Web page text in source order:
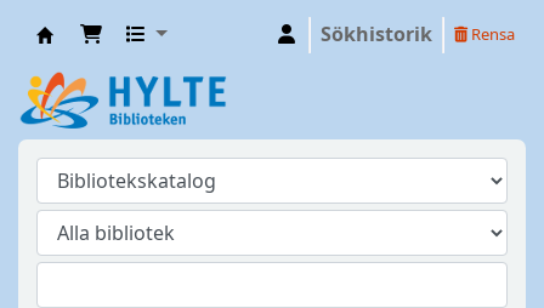
Sökhistorik Rensa